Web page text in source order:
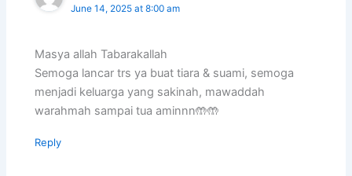
June 14, 2025 at 8:00 am
Masya allah Tabarakallah
Semoga lancar trs ya buat tiara & suami, semoga
menjadi keluarga yang sakinah, mawaddah
warahmah sampai tua aminnn🤲🤲
Reply